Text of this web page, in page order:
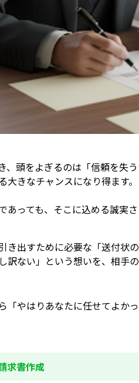
、頭をよぎるのは「信頼を失
きなチャンスになり得ます。
あっても、そこに込める誠実
き出すために必要な「送付状
訳ない」という想いを、相手
「やはりあなたに任せてよ
求書作成